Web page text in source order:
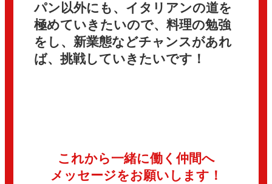
パン以外にも、イタリアンの道を
極めていきたいので、料理の勉強
をし、新業態などチャンスがあれ
ば、挑戦していきたいです！
これから一緒に働く仲間へ
メッセージをお願いします！